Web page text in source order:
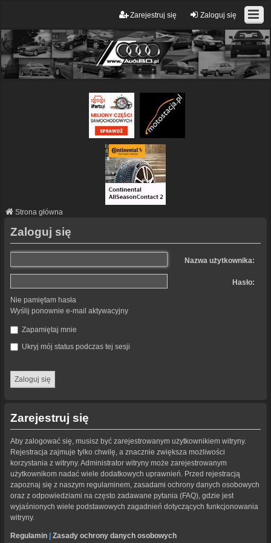
Zaloguj się
Zarejestruj się
Strona główna
Zaloguj się
Nazwa użytkownika:
Hasło:
Nie pamiętam hasła
Wyślij ponownie e-mail aktywacyjny
Zapamiętaj mnie
Ukryj mój status podczas tej sesji
Zarejestruj się
Aby zalogować się, musisz być zarejestrowanym użytkownikiem witryny.
Rejestracja zajmuje tylko chwilę, a znacznie zwiększa możliwości
korzystania z witryny. Administrator witryny może zarejestrowanym
użytkownikom nadać wiele dodatkowych uprawnień. Przed rejestracją
zapoznaj się z naszym regulaminem, zasadami ochrony danych osobowych
oraz z odpowiedziami na często zadawane pytania (FAQ), gdzie jest
wyjaśnionych wiele podstawowych zagadnień dotyczących funkcjonowania
witryny.
Regulamin | Zasady ochrony danych osobowych